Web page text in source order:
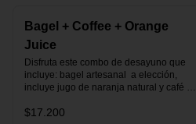
Bagel + Coffee + Orange
Juice
Disfruta este combo de desayuno que
incluye: bagel artesanal  a elección,
incluye jugo de naranja natural y café o
$17.200